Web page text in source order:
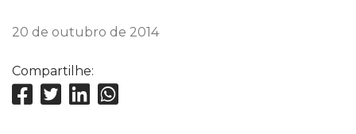
20 de outubro de 2014
Compartilhe: